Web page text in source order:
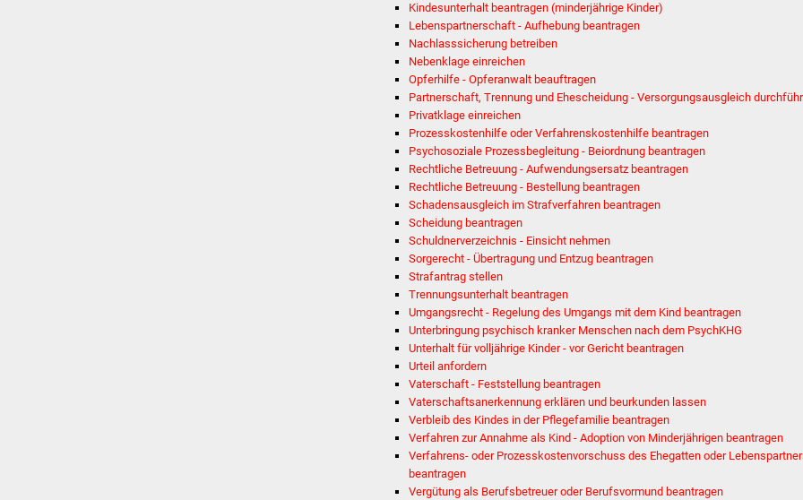
Kindesunterhalt beantragen (minderjährige Kinder)
Lebenspartnerschaft - Aufhebung beantragen
Nachlasssicherung betreiben
Nebenklage einreichen
Opferhilfe - Opferanwalt beauftragen
Partnerschaft, Trennung und Ehescheidung - Versorgungsausgleich
Privatklage einreichen
Prozesskostenhilfe oder Verfahrenskostenhilfe beantragen
Psychosoziale Prozessbegleitung - Beiordnung beantragen
Rechtliche Betreuung - Aufwendungsersatz beantragen
Rechtliche Betreuung - Bestellung beantragen
Schadensausgleich im Strafverfahren beantragen
Scheidung beantragen
Schuldnerverzeichnis - Einsicht nehmen
Sorgerecht - Übertragung und Entzug beantragen
Strafantrag stellen
Trennungsunterhalt beantragen
Umgangsrecht - Regelung des Umgangs mit dem Kind beantragen
Unterbringung psychisch kranker Menschen nach dem PsychKHG
Unterhalt für volljährige Kinder - vor Gericht beantragen
Urteil anfordern
Vaterschaft - Feststellung beantragen
Vaterschaftsanerkennung erklären und beurkunden lassen
Verbleib des Kindes in der Pflegefamilie beantragen
Verfahren zur Annahme als Kind - Adoption von Minderjährigen beantragen
Verfahrens- oder Prozesskostenvorschuss des Ehegatten oder
beantragen
Vergütung als Berufsbetreuer oder Berufsvormund beantragen